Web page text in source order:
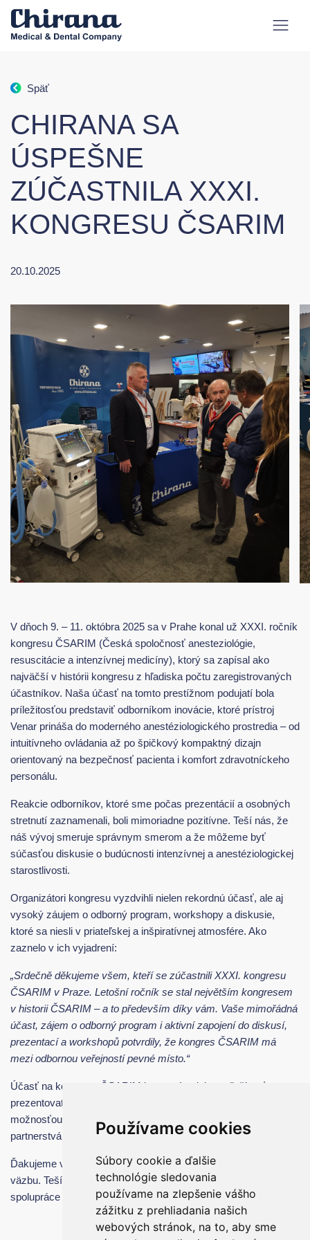
Používame cookies
Súbory cookie a ďalšie
technológie sledovania
používame na zlepšenie vášho
zážitku z prehliadania našich
webových stránok, na to, aby sme
Späť
CHIRANA SA
ÚSPEŠNE
ZÚČASTNILA XXXI.
KONGRESU ČSARIM
20.10.2025
V dňoch 9. – 11. októbra 2025 sa v Prahe konal už XXXI. ročník
kongresu ČSARIM (Česká spoločnosť anesteziológie,
resuscitácie a intenzívnej medicíny), ktorý sa zapísal ako
najväčší v histórii kongresu z hľadiska počtu zaregistrovaných
účastníkov. Naša účasť na tomto prestížnom podujatí bola
príležitosťou predstaviť odborníkom inovácie, ktoré prístroj
Venar prináša do moderného anestéziologického prostredia – od
intuitívneho ovládania až po špičkový kompaktný dizajn
orientovaný na bezpečnosť pacienta i komfort zdravotníckeho
personálu.
Reakcie odborníkov, ktoré sme počas prezentácií a osobných
stretnutí zaznamenali, boli mimoriadne pozitívne. Teší nás, že
náš vývoj smeruje správnym smerom a že môžeme byť
súčasťou diskusie o budúcnosti intenzívnej a anestéziologickej
starostlivosti.
Organizátori kongresu vyzdvihli nielen rekordnú účasť, ale aj
vysoký záujem o odborný program, workshopy a diskusie,
ktoré sa niesli v priateľskej a inšpiratívnej atmosfére. Ako
zaznelo v ich vyjadrení:
„Srdečně děkujeme všem, kteří se zúčastnili XXXI. kongresu
ČSARIM v Praze. Letošní ročník se stal největším kongresem
v historii ČSARIM – a to především díky vám. Vaše mimořádná
účast, zájem o odborný program i aktivní zapojení do diskusí,
prezentací a workshopů potvrdily, že kongres ČSARIM má
mezi odbornou veřejností pevné místo.“
Účasť na kongrese ČSARIM je pre nás nielen príležitosťou
prezentovať naše technologické riešenia, ale predovšetkým
možnosťou počúvať potreby odborníkov a nadviazať nové
partnerstvá.
Ďakujeme všetkým, ktorí nás navštívili, za ich záujem a spätnú
väzbu. Tešíme sa na ďalšie spoločné stretnutia a pokračovanie
spolupráce v mene zlepšovania zdravotnej starostlivosti.